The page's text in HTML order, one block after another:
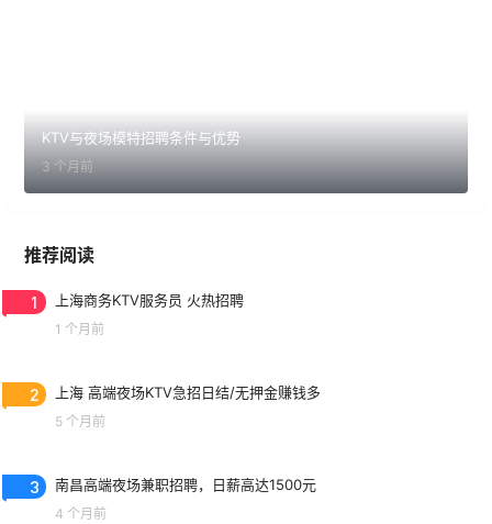
KTV与夜场模特招聘条件与优势
3 个月前
推荐阅读
1 上海商务KTV服务员 火热招聘
1 个月前
2 上海 高端夜场KTV急招日结/无押金赚钱多
5 个月前
3 南昌高端夜场兼职招聘，日薪高达1500元
4 个月前